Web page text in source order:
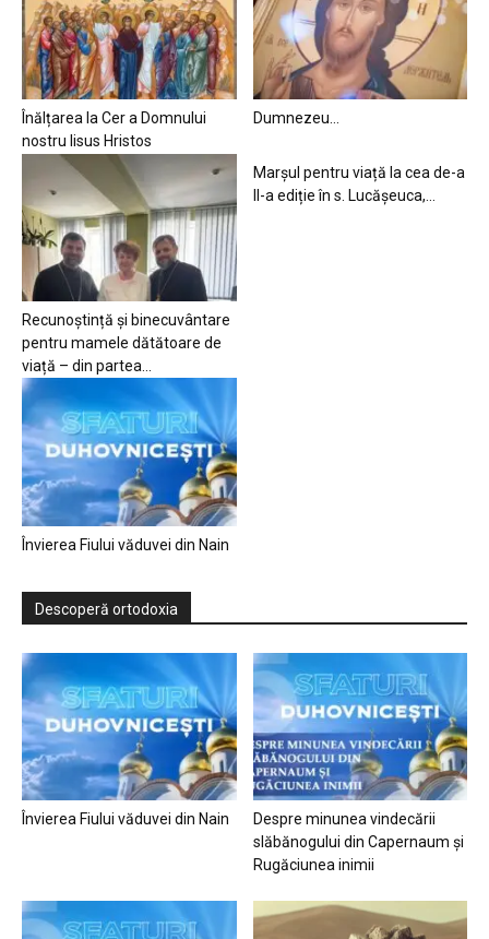
Înălțarea la Cer a Domnului
nostru Iisus Hristos
Dumnezeu…
Recunoștință și binecuvântare
pentru mamele dătătoare de
viață – din partea...
Marșul pentru viață la cea de-a
II-a ediție în s. Lucășeuca,...
Învierea Fiului văduvei din Nain
Descoperă ortodoxia
Învierea Fiului văduvei din Nain
Despre minunea vindecării
slăbănogului din Capernaum și
Rugăciunea inimii